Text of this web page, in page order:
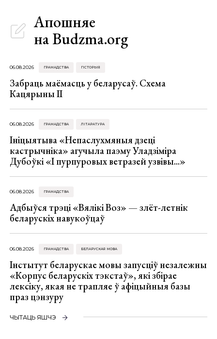
Апошняе
на Budzma.org
06.08.2026 ГРАМАДСТВА ГІСТОРЫЯ
Забраць маёмасць у беларусаў. Схема
Кацярыны ІІ
06.08.2026 ГРАМАДСТВА ЛІТАРАТУРА
Ініцыятыва «Непаслухмяныя дзеці
кастрычніка» агучыла паэму Уладзіміра
Дубоўкі «І пурпуровых ветразей узвівы...»
06.08.2026 ГРАМАДСТВА
Адбыўся трэці «Вялікі Воз» — злёт-летнік
беларускіх навукоўцаў
06.08.2026 ГРАМАДСТВА БЕЛАРУСКАЯ МОВА
Інстытут беларускае мовы запусціў незалежны
«Корпус беларускіх тэкстаў», які збірае
лексіку, якая не трапляе ў афіцыйныя базы
праз цэнзуру
ЧЫТАЦЬ ЯШЧЭ